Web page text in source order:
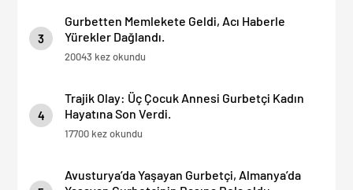
3
Gurbetten Memlekete Geldi, Acı Haberle
Yürekler Dağlandı.
20043 kez okundu
4
Trajik Olay: Üç Çocuk Annesi Gurbetçi Kadın
Hayatına Son Verdi.
17700 kez okundu
Avusturya’da Yaşayan Gurbetçi, Almanya’da